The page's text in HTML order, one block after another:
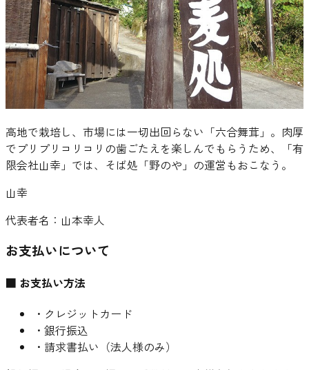
高地で栽培し、市場には一切出回らない「六合舞茸」。肉厚
でプリプリコリコリの歯ごたえを楽しんでもらうため、「有
限会社山幸」では、そば処「野のや」の運営もおこなう。
山幸
代表者名： 山本幸人
お支払いについて
■ お支払い方法
・クレジットカード
・銀行振込
・請求書払い（法人様のみ）